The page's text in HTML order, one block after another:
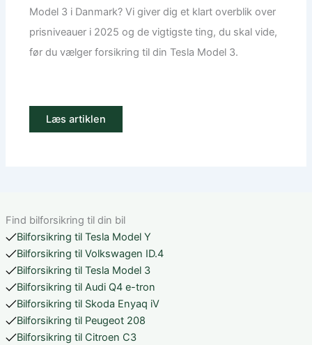
Model 3 i Danmark? Vi giver dig et klart overblik over
prisniveauer i 2025 og de vigtigste ting, du skal vide,
før du vælger forsikring til din Tesla Model 3.
Læs artiklen
Find bilforsikring til din bil
Bilforsikring til Tesla Model Y
Bilforsikring til Volkswagen ID.4
Bilforsikring til Tesla Model 3
Bilforsikring til Audi Q4 e-tron
Bilforsikring til Skoda Enyaq iV
Bilforsikring til Peugeot 208
Bilforsikring til Citroen C3